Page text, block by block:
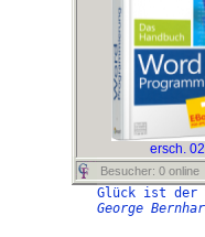
ersch.
Besucher: 0
Glück ist der
George